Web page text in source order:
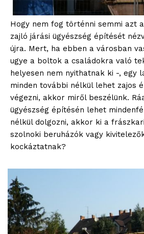
Hogy nem fog történni semmi azt
zajló járási ügyészség építését
újra. Mert, ha ebben a városban
ugye a boltok a családokra való
helyesen nem nyithatnak ki -, egy
minden további nélkül lehet zajos
végezni, akkor miről beszélünk.
ügyészség építésén lehet
nélkül dolgozni, akkor ki a
szolnoki beruházók vagy
kockáztatnak?